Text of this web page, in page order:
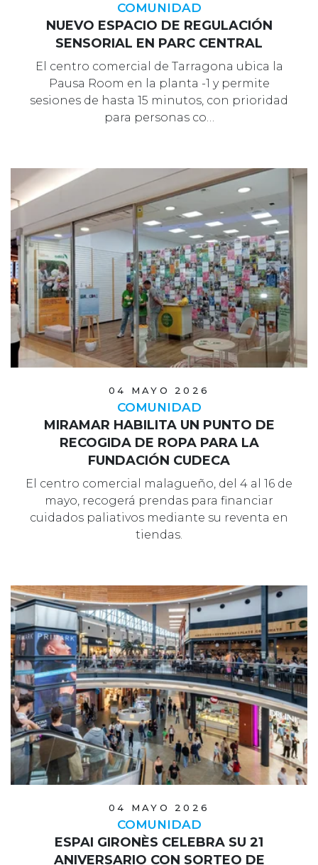
COMUNIDAD
NUEVO ESPACIO DE REGULACIÓN
SENSORIAL EN PARC CENTRAL
El centro comercial de Tarragona ubica la
Pausa Room en la planta -1 y permite
sesiones de hasta 15 minutos, con prioridad
para personas co…
04 MAYO 2026
COMUNIDAD
MIRAMAR HABILITA UN PUNTO DE
RECOGIDA DE ROPA PARA LA
FUNDACIÓN CUDECA
El centro comercial malagueño, del 4 al 16 de
mayo, recogerá prendas para financiar
cuidados paliativos mediante su reventa en
tiendas.
04 MAYO 2026
COMUNIDAD
ESPAI GIRONÈS CELEBRA SU 21
ANIVERSARIO CON SORTEO DE